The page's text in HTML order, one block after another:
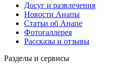
Досуг и развлечения
Новости Анапы
Статьи об Анапе
Фотогаллерея
Рассказы и отзывы
Разделы и сервисы